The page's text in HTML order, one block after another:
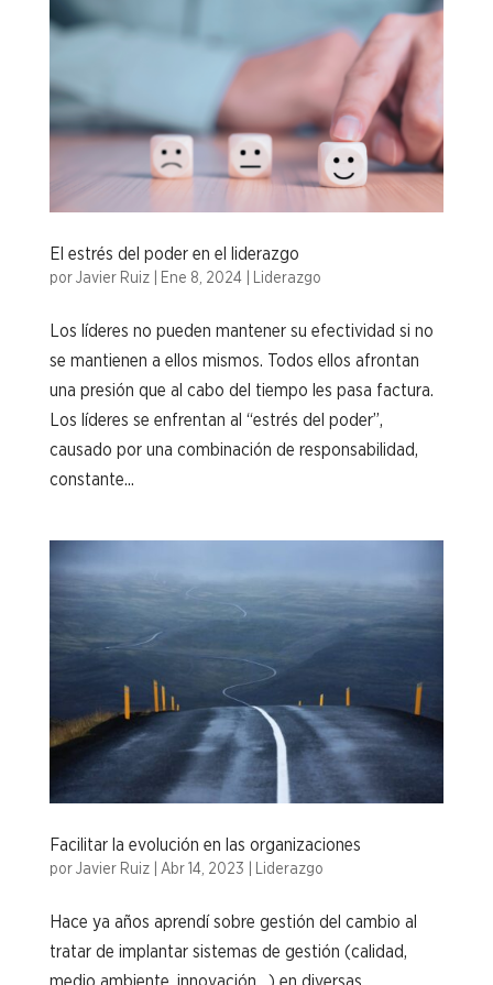
El estrés del poder en el liderazgo
porJavier Ruiz| Ene 8, 2024| Liderazgo
Los líderes no pueden mantener su efectividad si no
se mantienen a ellos mismos. Todos ellos afrontan
una presión que al cabo del tiempo les pasa factura.
Los líderes se enfrentan al “estrés del poder”,
causado por una combinación de responsabilidad,
constante...
Facilitar la evolución en las organizaciones
porJavier Ruiz| Abr 14, 2023 Liderazgo
Hace ya años aprendí sobre gestión del cambio al
tratar de implantar sistemas de gestión (calidad,